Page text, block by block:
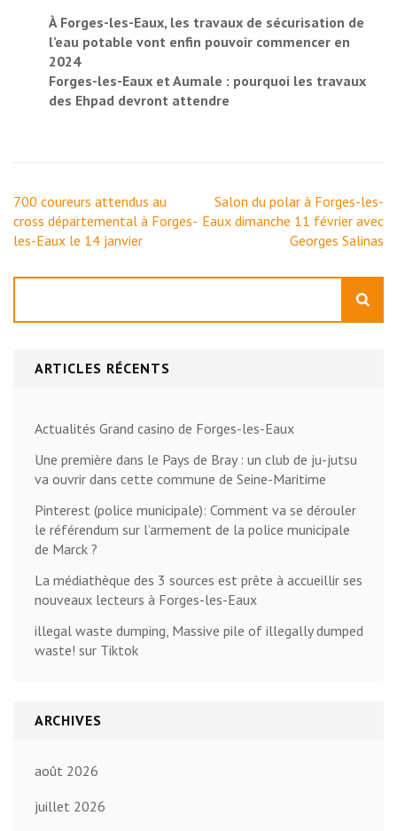
À Forges-les-Eaux, les travaux de sécurisation de
l’eau potable vont enfin pouvoir commencer en
2024
Forges-les-Eaux et Aumale : pourquoi les travaux
des Ehpad devront attendre
Navigation
de
l’article
700 coureurs attendus au
cross départemental à Forges-
les-Eaux le 14 janvier
Salon du polar à Forges-les-
Eaux dimanche 11 février avec
Georges Salinas
ARTICLES RÉCENTS
Actualités Grand casino de Forges-les-Eaux
Une première dans le Pays de Bray : un club de ju-jutsu
va ouvrir dans cette commune de Seine-Maritime
Pinterest (police municipale): Comment va se dérouler
le référendum sur l’armement de la police municipale
de Marck ?
La médiathèque des 3 sources est prête à accueillir ses
nouveaux lecteurs à Forges-les-Eaux
illegal waste dumping, Massive pile of illegally dumped
waste! sur Tiktok
ARCHIVES
août 2026
juillet 2026